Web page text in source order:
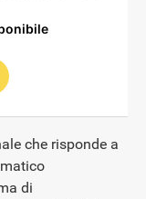
che risponde a
di